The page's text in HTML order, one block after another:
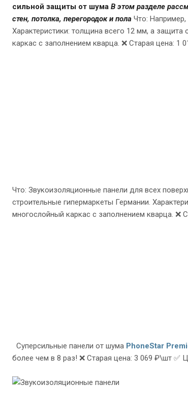
сильной защиты от шума В этом разделе
стен, потолка, перегородок и пола Что:
Характеристики: толщина всего 12 мм, а
каркас с заполнением кварца. ❌ Старая цена:
Что: Звукоизоляционные панели для всех
строительные гипермаркеты Германии.
многослойный каркас с заполнением кварца.
Суперсильные панели от шума PhoneStar
более чем в 8 раз! ❌ Старая цена: 3 069 ₽\шт ✅